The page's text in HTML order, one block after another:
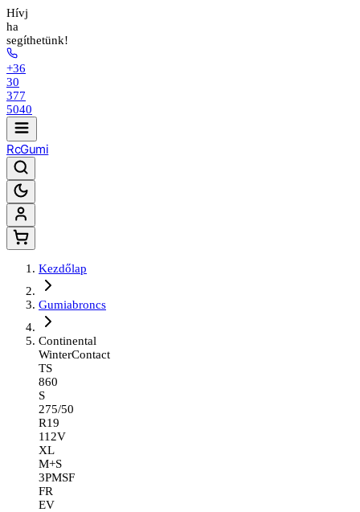
Hívj
ha
segíthetünk!
+36
30
377
5040
RcGumi
Kezdőlap
Gumiabroncs
Continental
WinterContact
TS
860
S
275/50
R19
112V
XL
M+S
3PMSF
FR
EV